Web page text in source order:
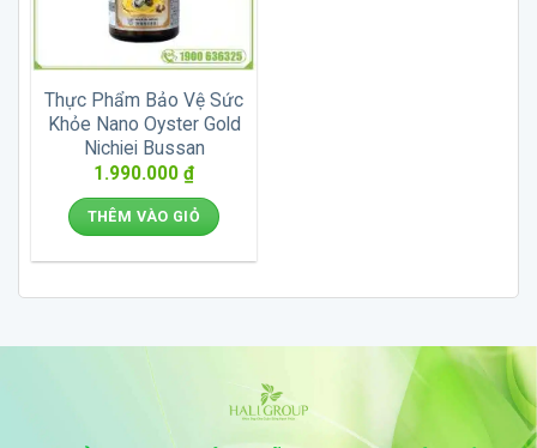
Thực Phẩm Bảo Vệ Sức
Khỏe Nano Oyster Gold
Nichiei Bussan
1.990.000 ₫
THÊM VÀO GIỎ